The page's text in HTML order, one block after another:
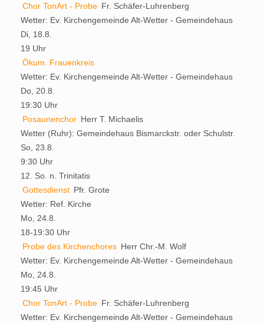
Chor TonArt - Probe Fr. Schäfer-Luhrenberg
Wetter: Ev. Kirchengemeinde Alt-Wetter - Gemeindehaus
Di, 18.8.
19 Uhr
Ökum. Frauenkreis
Wetter: Ev. Kirchengemeinde Alt-Wetter - Gemeindehaus
Do, 20.8.
19:30 Uhr
Posaunenchor Herr T. Michaelis
Wetter (Ruhr): Gemeindehaus Bismarckstr. oder Schulstr.
So, 23.8.
9:30 Uhr
12. So. n. Trinitatis
Gottesdienst Pfr. Grote
Wetter: Ref. Kirche
Mo, 24.8.
18-19:30 Uhr
Probe des Kirchenchores Herr Chr.-M. Wolf
Wetter: Ev. Kirchengemeinde Alt-Wetter - Gemeindehaus
Mo, 24.8.
19:45 Uhr
Chor TonArt - Probe Fr. Schäfer-Luhrenberg
Wetter: Ev. Kirchengemeinde Alt-Wetter - Gemeindehaus